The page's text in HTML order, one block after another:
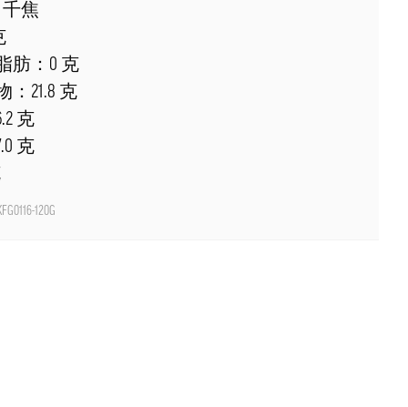
千焦
肪：0 克
：21.8 克
克
克
120G